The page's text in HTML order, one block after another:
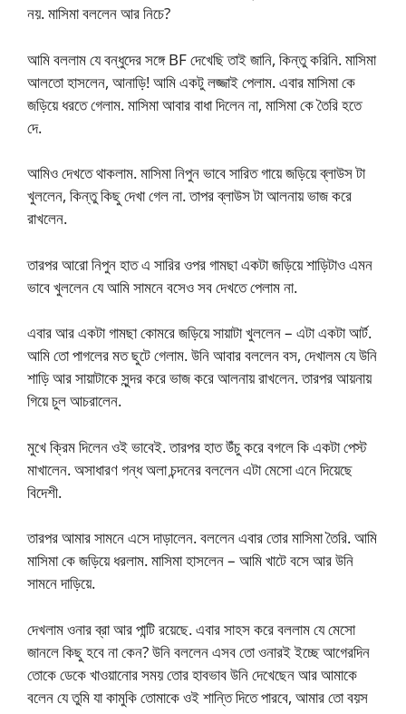
নয়. মাসিমা বললেন আর নিচে?
আমি বললাম যে বন্ধুদের সঙ্গে BF দেখেছি তাই জানি, কিন্তু করিনি. মাসিমা
আলতো হাসলেন, আনাড়ি! আমি একটু লজ্জাই পেলাম. এবার মাসিমা কে
জড়িয়ে ধরতে গেলাম. মাসিমা আবার বাধা দিলেন না, মাসিমা কে তৈরি হতে
দে.
আমিও দেখতে থাকলাম. মাসিমা নিপুন ভাবে সারিত গায়ে জড়িয়ে ব্লাউস টা
খুললেন, কিন্তু কিছু দেখা গেল না. তাপর ব্লাউস টা আলনায় ভাজ করে
রাখলেন.
তারপর আরো নিপুন হাত এ সারির ওপর গামছা একটা জড়িয়ে শাড়িটাও এমন
ভাবে খুললেন যে আমি সামনে বসেও সব দেখতে পেলাম না.
এবার আর একটা গামছা কোমরে জড়িয়ে সায়াটা খুললেন – এটা একটা আর্ট.
আমি তো পাগলের মত ছুটে গেলাম. উনি আবার বললেন বস, দেখালম যে উনি
শাড়ি আর সায়াটাকে সুন্দর করে ভাজ করে আলনায় রাখলেন. তারপর আয়নায়
গিয়ে চুল আচরালেন.
মুখে ক্রিম দিলেন ওই ভাবেই. তারপর হাত উঁচু করে বগলে কি একটা পেস্ট
মাখালেন. অসাধারণ গন্ধ অলা চন্দনের বললেন এটা মেসো এনে দিয়েছে
বিদেশী.
তারপর আমার সামনে এসে দাড়ালেন. বললেন এবার তোর মাসিমা তৈরি. আমি
মাসিমা কে জড়িয়ে ধরলাম. মাসিমা হাসলেন – আমি খাটে বসে আর উনি
সামনে দাড়িয়ে.
দেখলাম ওনার ব্রা আর পান্টি রয়েছে. এবার সাহস করে বললাম যে মেসো
জানলে কিছু হবে না কেন? উনি বললেন এসব তো ওনারই ইচ্ছে আগেরদিন
তোকে ডেকে খাওয়ানোর সময় তোর হাবভাব উনি দেখেছেন আর আমাকে
বলেন যে তুমি যা কামুকি তোমাকে ওই শান্তি দিতে পারবে, আমার তো বয়স